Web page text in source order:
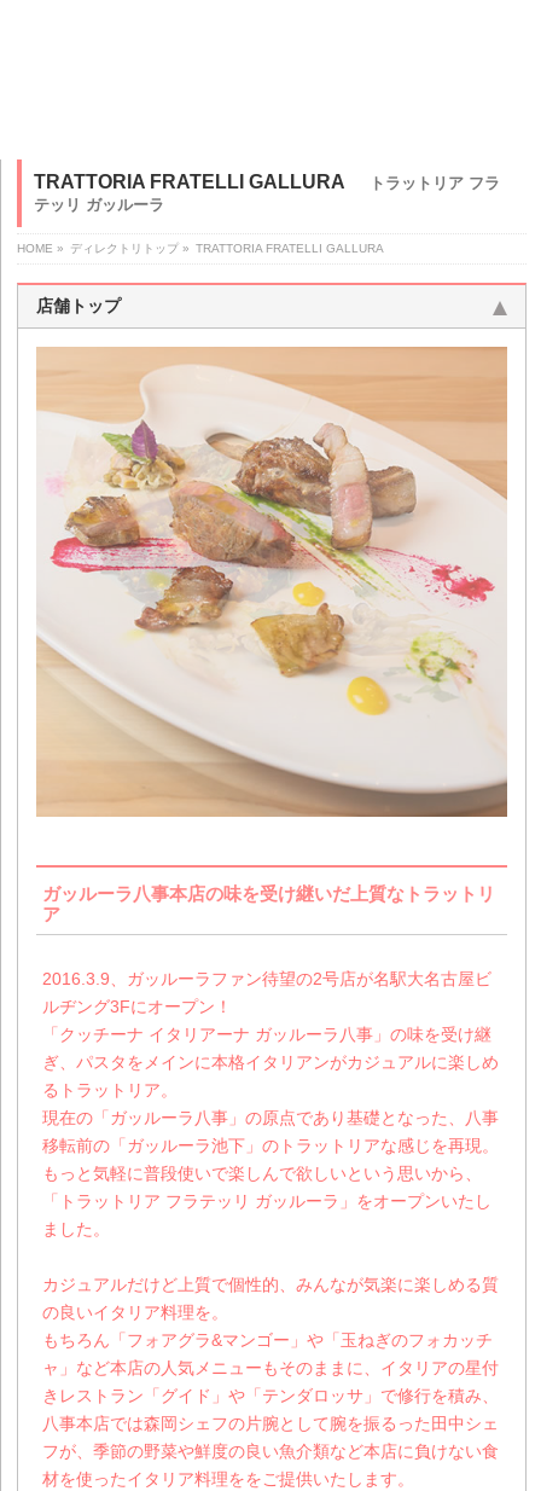
TRATTORIA FRATELLI GALLURA
トラットリア フラ
テッリ ガッルーラ
HOME » ディレクトリトップ » TRATTORIA FRATELLI GALLURA
店舗トップ
ガッルーラ八事本店の味を受け継いだ上質なトラットリ
ア
2016.3.9、ガッルーラファン待望の2号店が名駅大名古屋ビ
ルヂング3Fにオープン！
「クッチーナ イタリアーナ ガッルーラ八事」の味を受け継
ぎ、パスタをメインに本格イタリアンがカジュアルに楽しめ
るトラットリア。
現在の「ガッルーラ八事」の原点であり基礎となった、八事
移転前の「ガッルーラ池下」のトラットリアな感じを再現。
もっと気軽に普段使いで楽しんで欲しいという思いから、
「トラットリア フラテッリ ガッルーラ」をオープンいたし
ました。
カジュアルだけど上質で個性的、みんなが気楽に楽しめる質
の良いイタリア料理を。
もちろん「フォアグラ&マンゴー」や「玉ねぎのフォカッチ
ャ」など本店の人気メニューもそのままに、イタリアの星付
きレストラン「グイド」や「テンダロッサ」で修行を積み、
八事本店では森岡シェフの片腕として腕を振るった田中シェ
フが、季節の野菜や鮮度の良い魚介類など本店に負けない食
材を使ったイタリア料理ををご提供いたします。